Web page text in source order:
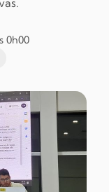
0h00